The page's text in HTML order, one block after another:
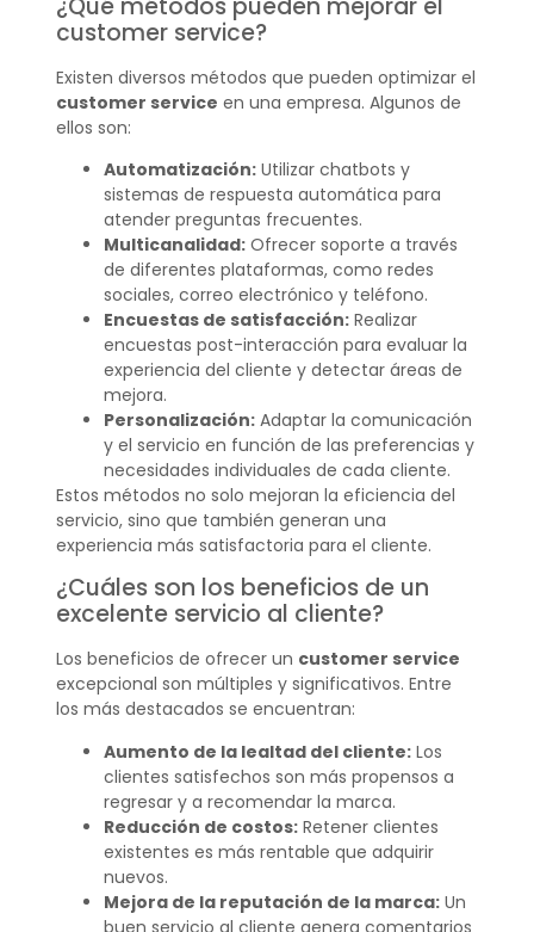
customer service?
Existen diversos métodos que pueden optimizar el
customer service en una empresa. Algunos de
ellos son:
Automatización:Utilizar chatbots y
sistemas de respuesta automática para
atender preguntas frecuentes.
Multicanalidad:Ofrecer soporte a través
de diferentes plataformas, como redes
sociales, correo electrónico y teléfono.
Encuestas de satisfacción:Realizar
encuestas post-interacción para evaluar la
experiencia del cliente y detectar áreas de
mejora.
Personalización:Adaptar la comunicación
y el servicio en función de las preferencias y
necesidades individuales de cada cliente.
Estos métodos no solo mejoran la eficiencia del
servicio, sino que también generan una
experiencia más satisfactoria para el cliente.
¿Cuáles son los beneficios de un
excelente servicio al cliente?
Los beneficios de ofrecer un customer service
excepcional son múltiples y significativos. Entre
los más destacados se encuentran:
Aumento de la lealtad del cliente:Los
clientes satisfechos son más propensos a
regresar y a recomendar la marca.
Reducción de costos:Retener clientes
existentes es más rentable que adquirir
nuevos.
Mejora de la reputación de la marca:Un
buen servicio al cliente genera comentarios